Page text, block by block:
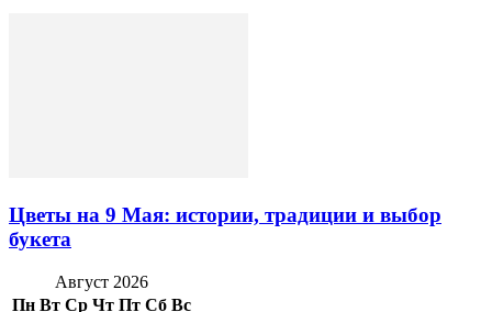
Цветы на 9 Мая: истории, традиции и выбор
букета
Август 2026
Пн Вт Ср Чт Пт Сб Вс